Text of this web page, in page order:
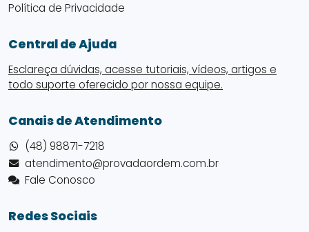
Política de Privacidade
Central de Ajuda
Esclareça dúvidas, acesse tutoriais, vídeos, artigos e
todo suporte oferecido por nossa equipe.
Canais de Atendimento
(48) 98871-7218
atendimento@provadaordem.com.br
Fale Conosco
Redes Sociais